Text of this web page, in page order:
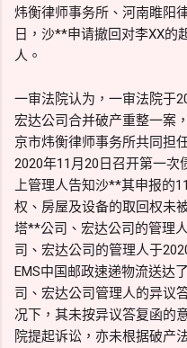
炜衡律师事务所、河南睢阳
日，沙**申请撤回对李XX的
人。
一审法院认为，一审法院于
宏达公司合并破产重整一案
京市炜衡律师事务所共同担
2020年11月20日召开第一
上管理人告知沙**其申报的
权、房屋及设备的取回权未
塔**公司、宏达公司的管理
司、宏达公司的管理人于
EMS中国邮政速递物流送达
司、宏达公司管理人的异议
况下，其未按异议答复函的
院提起诉讼，亦未根据破产